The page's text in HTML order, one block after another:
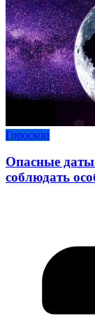
Гороскоп
Опасные даты
соблюдать